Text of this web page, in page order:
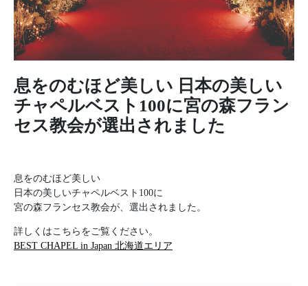
息をのむほど美しい 日本の美しい
チャペルベスト100に宮の森フラン
セス教会が選出されました
息をのむほど美しい
日本の美しいチャペルベスト100に
宮の森フランセス教会が、選出されました。
詳しくはこちらをご覧ください。
BEST CHAPEL in Japan 北海道エリア